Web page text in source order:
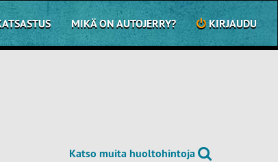
MIKÄ ON AUTOJERRY? KIRJAUDU
Katso muita huoltohintoja